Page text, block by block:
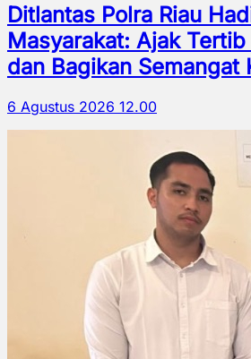
Ditlantas Polra Riau
Masyarakat: Ajak
dan Bagikan Semangat
6 Agustus 2026 12.00